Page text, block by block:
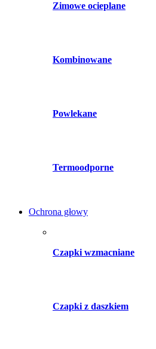
Zimowe ocieplane
Kombinowane
Powlekane
Termoodporne
Ochrona głowy
Czapki wzmacniane
Czapki z daszkiem